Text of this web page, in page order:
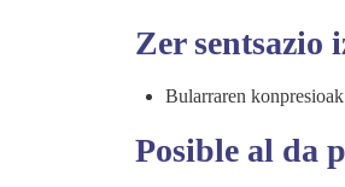
Zer sentsazio
Bularraren
Posible al da